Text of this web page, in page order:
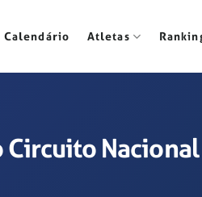
Calendário Atletas
Circuito